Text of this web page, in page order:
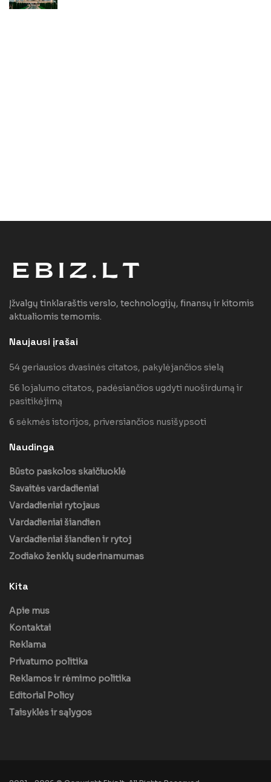
Įžvalgų tinklaraštis verslo, technologijų, finansų ir kitomis
aktualiomis temomis.
Naujausi įrašai
54 geriausios dvasinės citatos, pakylėjančios sielą
56 lojalumo citatos, padėsiančios ugdyti nuoširdumą ir
pasitikėjimą
6 sėkmės istorijos, priversiančios nusišypsoti
Naudinga
Būsto paskolos skaičiuoklė
Savaitės vardadieniai
Vardadieniai rytojaus
Vardadieniai šiandien
Vardadieniai šiandien ir rytoj
Zodiako ženklų suderinamumas
Kita
Apie mus
Kontaktai
Reklama
Privatumo politika
Reklamos ir rėmimo politika
Editorial Policy
Taisyklės ir sąlygos